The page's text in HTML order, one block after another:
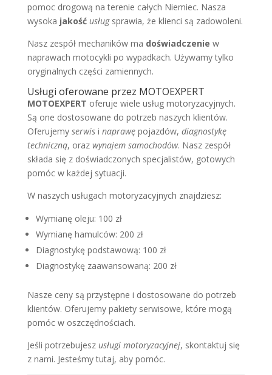
pomoc drogową na terenie całych Niemiec. Nasza
wysoka jakość usługsprawia, że klienci są zadowoleni.
Nasz zespół mechaników ma doświadczenie w
naprawach motocykli po wypadkach. Używamy tylko
oryginalnych części zamiennych.
Usługi oferowane przez MOTOEXPERT
MOTOEXPERT oferuje wiele usług motoryzacyjnych.
Są one dostosowane do potrzeb naszych klientów.
Oferujemy serwisi naprawępojazdów, diagnostykę
techniczną, oraz wynajem samochodów. Nasz zespół
składa się z doświadczonych specjalistów, gotowych
pomóc w każdej sytuacji.
W naszych usługach motoryzacyjnych znajdziesz:
Wymianę oleju: 100 zł
Wymianę hamulców: 200 zł
Diagnostykę podstawową: 100 zł
Diagnostykę zaawansowaną: 200 zł
Nasze ceny są przystępne i dostosowane do potrzeb
klientów. Oferujemy pakiety serwisowe, które mogą
pomóc w oszczędnościach.
Jeśli potrzebujesz usługi motoryzacyjnej, skontaktuj się
z nami. Jesteśmy tutaj, aby pomóc.